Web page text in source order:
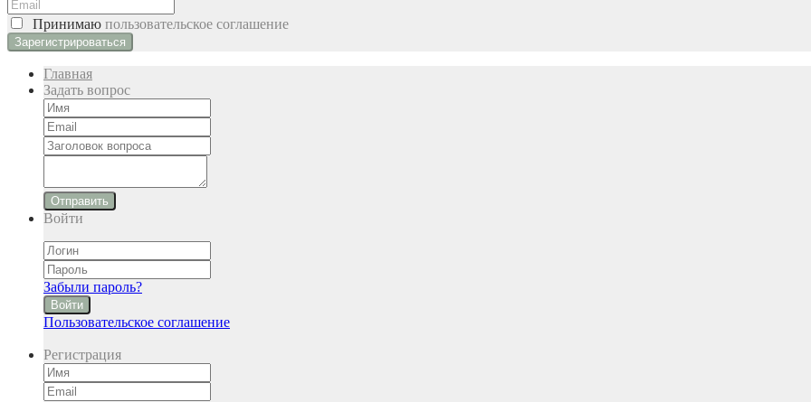
Принимаю пользовательское соглашение
Главная
Задать вопрос
Отправить
Войти
Забыли пароль?
Войти
Пользовательское соглашение
Регистрация